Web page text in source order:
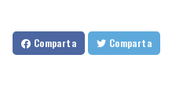
Comparta Comparta